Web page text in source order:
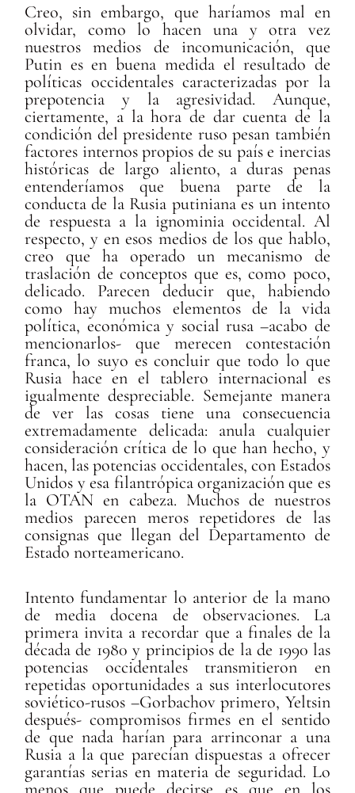
Creo, sin embargo, que haríamos mal en
olvidar, como lo hacen una y otra vez
nuestros medios de incomunicación, que
Putin es en buena medida el resultado de
políticas occidentales caracterizadas por la
prepotencia y la agresividad. Aunque,
ciertamente, a la hora de dar cuenta de la
condición del presidente ruso pesan también
factores internos propios de su país e inercias
históricas de largo aliento, a duras penas
entenderíamos que buena parte de la
conducta de la Rusia putiniana es un intento
de respuesta a la ignominia occidental. Al
respecto, y en esos medios de los que hablo,
creo que ha operado un mecanismo de
traslación de conceptos que es, como poco,
delicado. Parecen deducir que, habiendo
como hay muchos elementos de la vida
política, económica y social rusa –acabo de
mencionarlos- que merecen contestación
franca, lo suyo es concluir que todo lo que
Rusia hace en el tablero internacional es
igualmente despreciable. Semejante manera
de ver las cosas tiene una consecuencia
extremadamente delicada: anula cualquier
consideración crítica de lo que han hecho, y
hacen, las potencias occidentales, con Estados
Unidos y esa filantrópica organización que es
la OTAN en cabeza. Muchos de nuestros
medios parecen meros repetidores de las
consignas que llegan del Departamento de
Estado norteamericano.
Intento fundamentar lo anterior de la mano
de media docena de observaciones. La
primera invita a recordar que a finales de la
década de 1980 y principios de la de 1990 las
potencias occidentales transmitieron en
repetidas oportunidades a sus interlocutores
soviético-rusos –Gorbachov primero, Yeltsin
después- compromisos firmes en el sentido
de que nada harían para arrinconar a una
Rusia a la que parecían dispuestas a ofrecer
garantías serias en materia de seguridad. Lo
menos que puede decirse es que en los